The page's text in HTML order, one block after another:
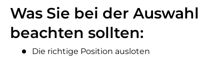
Was Sie bei der Auswahl
beachten sollten:
Die richtige Position ausloten